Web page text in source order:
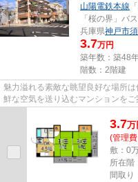
山陽電鉄本線 「
「桜の界」バ
兵庫県神戸市
3.7万円
築年数：築48
階数：2階建
魅力溢れる素敵な眺望良好な場所
鮮な空気を送り込むマンションを
3.7万
(管理
敷：0
所在階
間取り